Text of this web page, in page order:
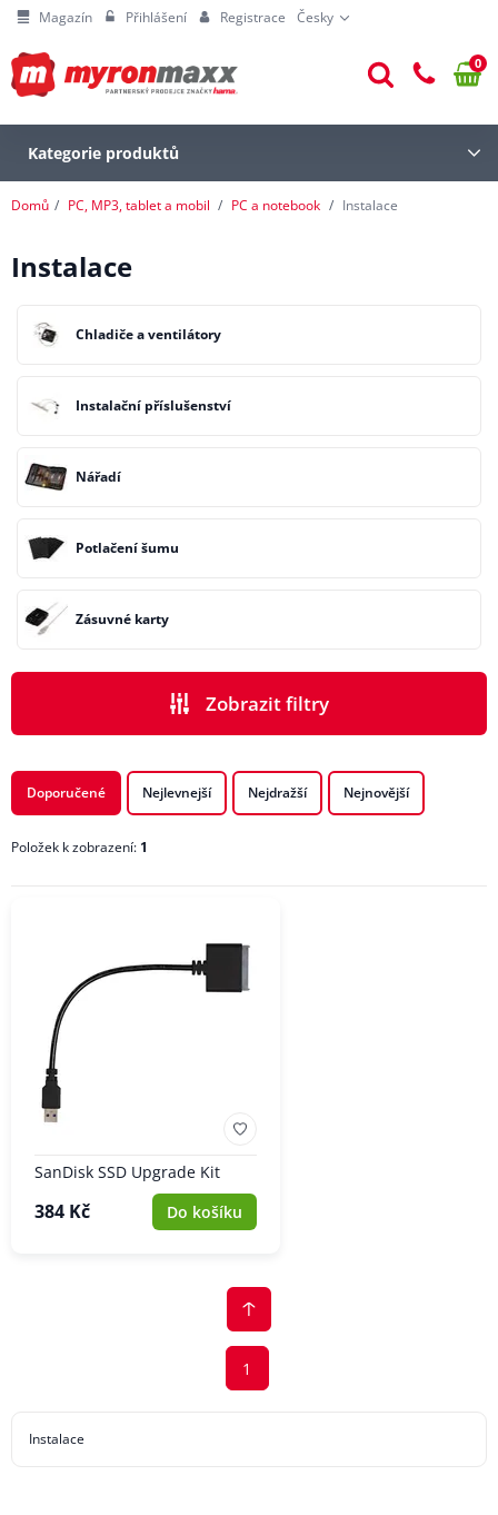
Magazín Přihlášení Registrace Česky
0
Kategorie produktů
Domů PC, MP3, tablet a mobil PC a notebook Instalace
Instalace
Chladiče a ventilátory
Instalační příslušenství
Nářadí
Potlačení šumu
Zásuvné karty
Zobrazit filtry
PODKATEGORIE
CENA
Doporučené Nejlevnejší Nejdražší Nejnovější
Položek k zobrazení: 1
SanDisk SSD Upgrade Kit
384 Kč Do košíku
1
Instalace